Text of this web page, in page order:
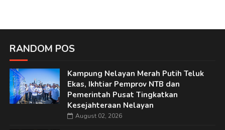
RANDOM POS
Kampung Nelayan Merah Putih Teluk
Ekas, Ikhtiar Pemprov NTB dan
Pemerintah Pusat Tingkatkan
Kesejahteraan Nelayan
August 02, 2026